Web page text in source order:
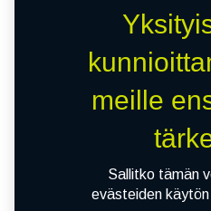
meille
Sallitko tämän
evästeiden